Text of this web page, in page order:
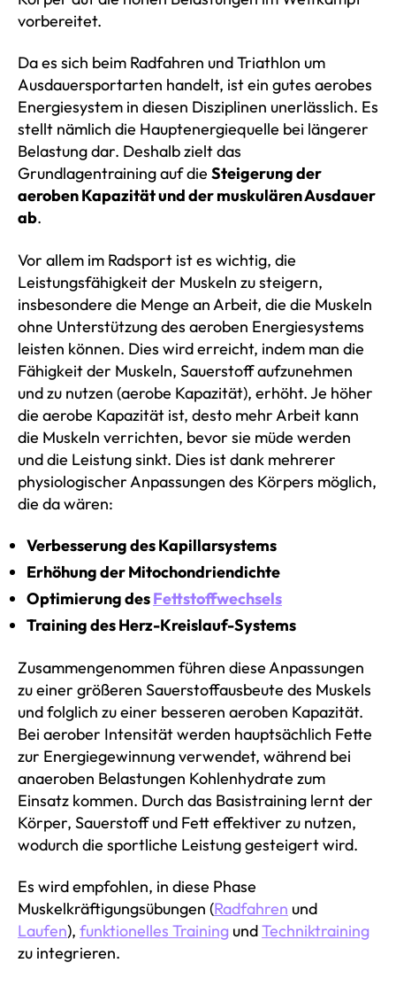
vorbereitet.
Da es sich beim Radfahren und Triathlon um
Ausdauersportarten handelt, ist ein gutes aerobes
Energiesystem in diesen Disziplinen unerlässlich. Es
stellt nämlich die Hauptenergiequelle bei längerer
Belastung dar. Deshalb zielt das
Grundlagentraining auf die Steigerung der
aeroben Kapazität und der muskulären Ausdauer
ab.
Vor allem im Radsport ist es wichtig, die
Leistungsfähigkeit der Muskeln zu steigern,
insbesondere die Menge an Arbeit, die die Muskeln
ohne Unterstützung des aeroben Energiesystems
leisten können. Dies wird erreicht, indem man die
Fähigkeit der Muskeln, Sauerstoff aufzunehmen
und zu nutzen (aerobe Kapazität), erhöht. Je höher
die aerobe Kapazität ist, desto mehr Arbeit kann
die Muskeln verrichten, bevor sie müde werden
und die Leistung sinkt. Dies ist dank mehrerer
physiologischer Anpassungen des Körpers möglich,
die da wären:
Verbesserung des Kapillarsystems
Erhöhung der Mitochondriendichte
Optimierung desFettstoffwechsels
Training des Herz-Kreislauf-Systems
Zusammengenommen führen diese Anpassungen
zu einer größeren Sauerstoffausbeute des Muskels
und folglich zu einer besseren aeroben Kapazität.
Bei aerober Intensität werden hauptsächlich Fette
zur Energiegewinnung verwendet, während bei
anaeroben Belastungen Kohlenhydrate zum
Einsatz kommen. Durch das Basistraining lernt der
Körper, Sauerstoff und Fett effektiver zu nutzen,
wodurch die sportliche Leistung gesteigert wird.
Es wird empfohlen, in diese Phase
Muskelkräftigungsübungen (Radfahren und
Laufen), funktionelles Training undTechniktraining
zu integrieren.